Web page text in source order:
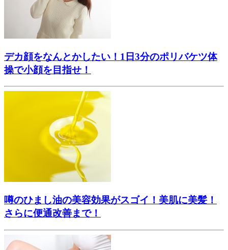
デカ顔をなんとかしたい！1日3分のポリバケツ体
操で小顔を目指せ！
噂のひまし油の美容効果がスゴイ！美肌に美髪！
さらに便通改善まで！